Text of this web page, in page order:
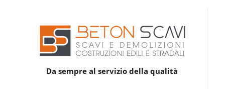
Da sempre al servizio della qualità